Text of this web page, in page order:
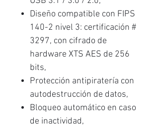
Diseño compatible con FIPS
140-2 nivel 3: certificación #
3297, con cifrado de
hardware XTS AES de 256
bits,
Protección antipiratería con
autodestrucción de datos,
Bloqueo automático en caso
de inactividad,